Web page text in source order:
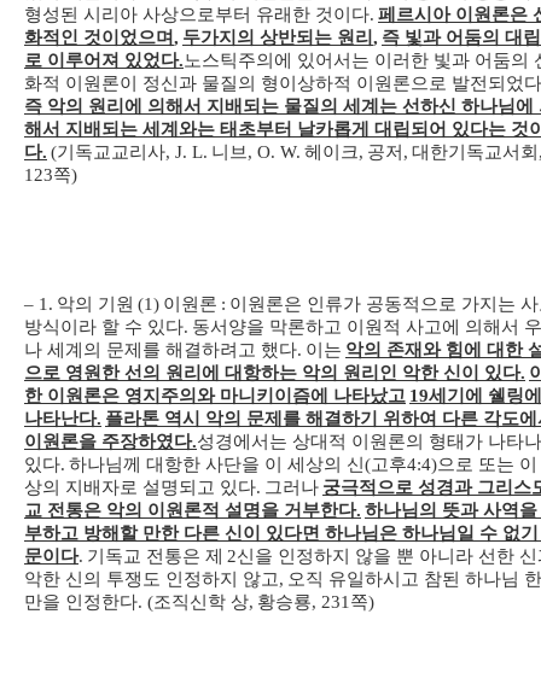
형성된 시리아 사상으로부터 유래한 것이다. 페르시아 이원론은
화적인 것이었으며, 두가지의 상반되는 원리 , 즉 빛과 어둠의 대
로 이루어져 있었다.노스틱주의에 있어서는 이러한 빛과 어둠의
화적 이원론이 정신과 물질의 형이상하적 이원론으로 발전되었다
즉 악의 원리에 의해서 지배되는 물질의 세계는 선하신 하나님에
해서 지배되는 세계와는 태초부터 날카롭게 대립되어 있다는 것
다. (기독교교리사, J. L. 니브, O. W. 헤이크, 공저 , 대한기독교서회
123쪽)
– 1. 악의 기원 (1) 이원론 : 이원론은 인류가 공동적으로 가지는
방식이라 할 수 있다. 동서양을 막론하고 이원적 사고에 의해서
나 세계의 문제를 해결하려고 했다. 이는 악의 존재와 힘에 대한
으로 영원한 선의 원리에 대항하는 악의 원리인 악한 신이 있다.
한 이원론은 영지주의와 마니키이즘에 나타났고 19세기에 쉘링
나타난다. 플라톤 역시 악의 문제를 해결하기 위하여 다른 각도에
이원론을 주장하였다.성경에서는 상대적 이원론의 형태가 나타
있다. 하나님께 대항한 사단을 이 세상의 신 (고후4:4)으로 또는 이
상의 지배자로 설명되고 있다. 그러나 궁극적으로 성경과 그리스
교 전통은 악의 이원론적 설명을 거부한다. 하나님의 뜻과 사역을
부하고 방해할 만한 다른 신이 있다면 하나님은 하나님일 수 없
문이다. 기독교 전통은 제 2신을 인정하지 않을 뿐 아니라 선한 신
악한 신의 투쟁도 인정하지 않고, 오직 유일하시고 참된 하나님
만을 인정한다. (조직신학 상, 황승룡, 231 쪽)